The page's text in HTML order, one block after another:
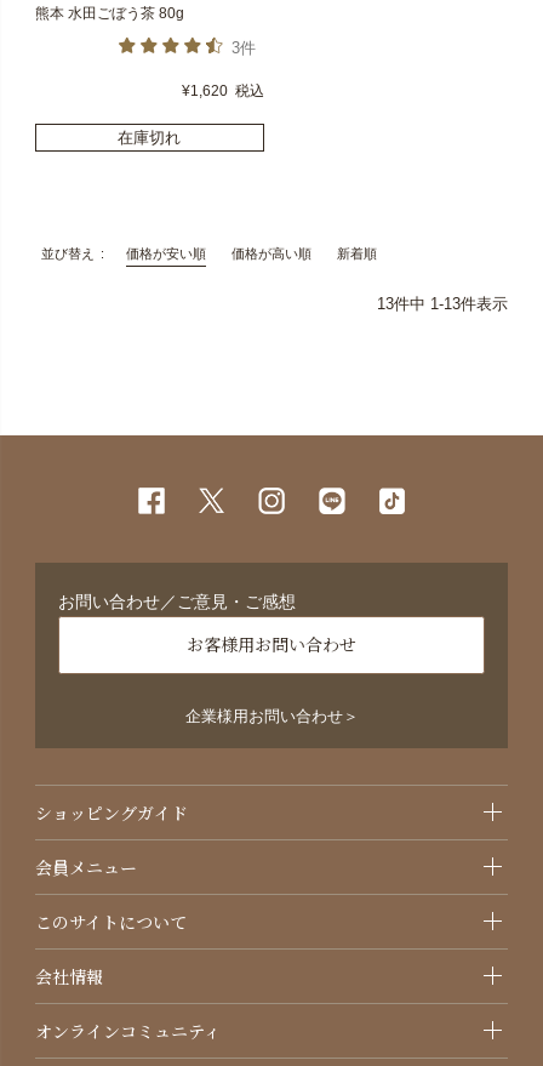
熊本 水田ごぼう茶 80g
3件
¥1,620 税込
在庫切れ
並び替え 価格が安い順 価格が高い順 新着順
13件中 1-13件表示
お問い合わせ／ご意見・ご感想
お客様用お問い合わせ
企業様用お問い合わせ＞
ショッピングガイド
会員メニュー
このサイトについて
会社情報
オンラインコミュニティ